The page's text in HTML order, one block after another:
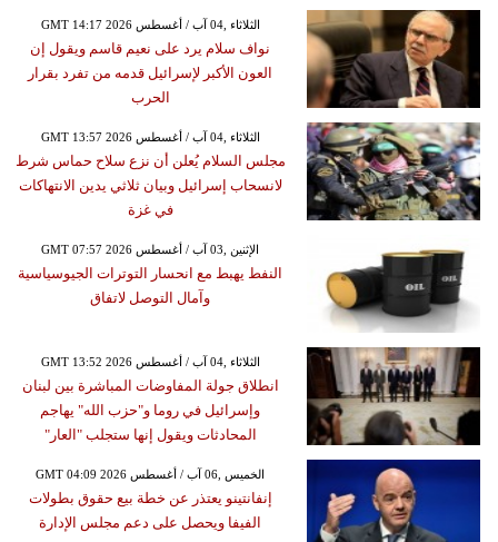
GMT 14:17 2026 الثلاثاء ,04 آب / أغسطس
نواف سلام يرد على نعيم قاسم ويقول إن
العون الأكبر لإسرائيل قدمه من تفرد بقرار
الحرب
GMT 13:57 2026 الثلاثاء ,04 آب / أغسطس
مجلس السلام يُعلن أن نزع سلاح حماس شرط
لانسحاب إسرائيل وبيان ثلاثي يدين الانتهاكات
في غزة
GMT 07:57 2026 الإثنين ,03 آب / أغسطس
النفط يهبط مع انحسار التوترات الجيوسياسية
وآمال التوصل لاتفاق
GMT 13:52 2026 الثلاثاء ,04 آب / أغسطس
انطلاق جولة المفاوضات المباشرة بين لبنان
وإسرائيل في روما و"حزب الله" يهاجم
المحادثات ويقول إنها ستجلب "العار"
GMT 04:09 2026 الخميس ,06 آب / أغسطس
إنفانتينو يعتذر عن خطة بيع حقوق بطولات
الفيفا ويحصل على دعم مجلس الإدارة